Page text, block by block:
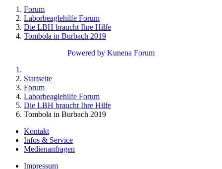
Forum
Laborbeaglehilfe Forum
Die LBH braucht Ihre Hilfe
Tombola in Burbach 2019
Powered by Kunena Forum
Startseite
Forum
Laborbeaglehilfe Forum
Die LBH braucht Ihre Hilfe
Tombola in Burbach 2019
Kontakt
Infos & Service
Medienanfragen
Impressum